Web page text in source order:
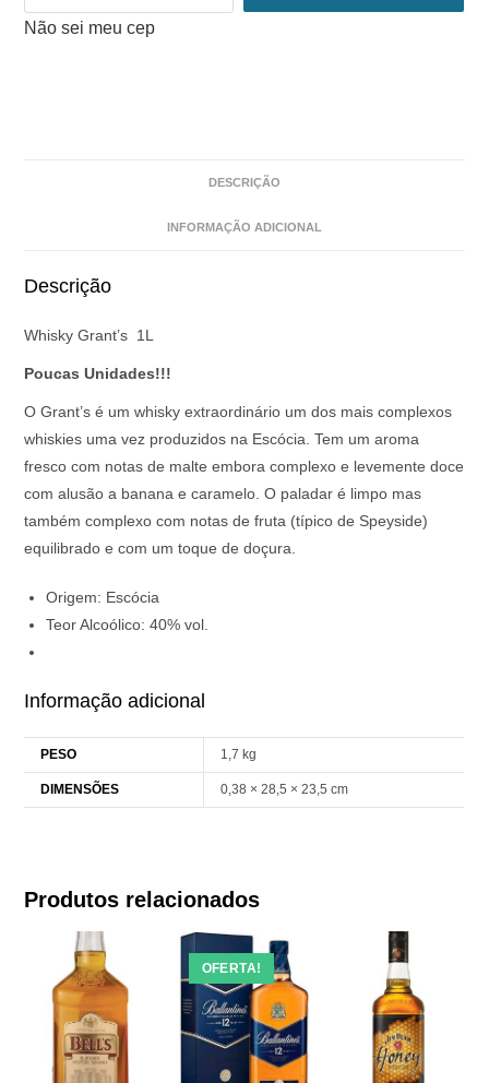
Não sei meu cep
DESCRIÇÃO
INFORMAÇÃO ADICIONAL
Descrição
Whisky Grant’s 1L
Poucas Unidades!!!
O Grant’s é um whisky extraordinário um dos mais complexos
whiskies uma vez produzidos na Escócia. Tem um aroma
fresco com notas de malte embora complexo e levemente doce
com alusão a banana e caramelo. O paladar é limpo mas
também complexo com notas de fruta (típico de Speyside)
equilibrado e com um toque de doçura.
Origem: Escócia
Teor Alcoólico: 40% vol.
Informação adicional
PESO 1,7 kg
DIMENSÕES 0,38 × 28,5 × 23,5 cm
Produtos relacionados
OFERTA!